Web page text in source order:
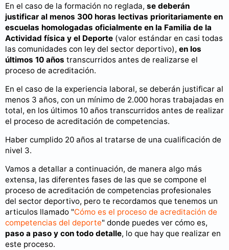
En el caso de la formación no reglada, se deberán
justificar al menos 300 horas lectivas prioritariamente en
escuelas homologadas oficialmente en la Familia de la
Actividad física y el Deporte (valor estándar en casi todas
las comunidades con ley del sector deportivo), en los
últimos 10 años transcurridos antes de realizarse el
proceso de acreditación.
En el caso de la experiencia laboral, se deberán justificar al
menos 3 años, con un mínimo de 2.000 horas trabajadas en
total, en los últimos 10 años transcurridos antes de realizar
el proceso de acreditación de competencias.
Haber cumplido 20 años al tratarse de una cualificación de
nivel 3.
Vamos a detallar a continuación, de manera algo más
extensa, las diferentes fases de las que se compone el
proceso de acreditación de competencias profesionales
del sector deportivo, pero te recordamos que tenemos un
articulos llamado "Cómo es el proceso de acreditación de
competencias del deporte" donde puedes ver cómo es,
paso a paso y con todo detalle, lo que hay que realizar en
este proceso.